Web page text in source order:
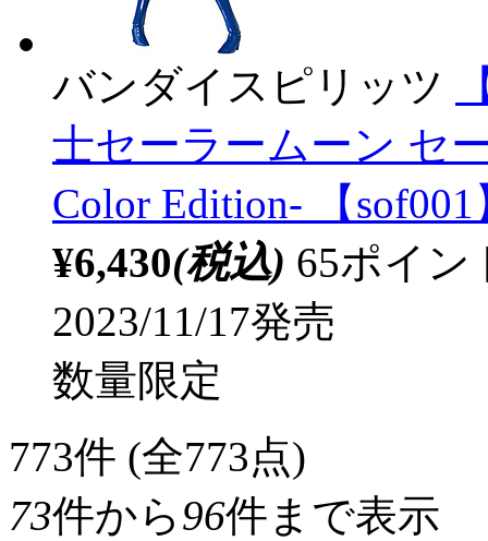
バンダイスピリッツ
士セーラームーン セ
Color Edition- 【sof001
¥6,430(税込) 65ポイ
2023/11/17発売
数量限定
773件 (全773点)
73件から96件まで表示